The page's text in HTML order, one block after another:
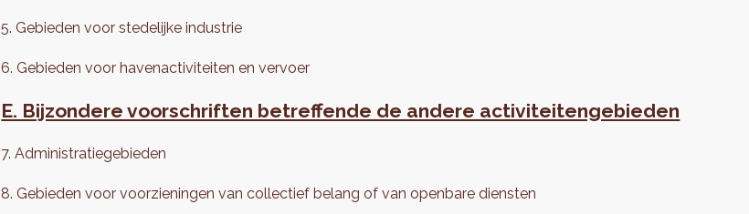
5. Gebieden voor stedelijke industrie
6. Gebieden voor havenactiviteiten en vervoer
E. Bijzondere voorschriften betreffende de andere activiteitengebieden
7. Administratiegebieden
8. Gebieden voor voorzieningen van collectief belang of van openbare diensten